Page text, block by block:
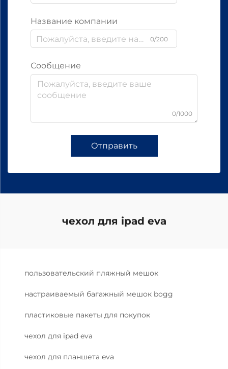
Название компании
0/200
Сообщение
0/1000
Отправить
чехол для ipad eva
пользовательский пляжный мешок
настраиваемый багажный мешок bogg
пластиковые пакеты для покупок
чехол для ipad eva
чехол для планшета eva